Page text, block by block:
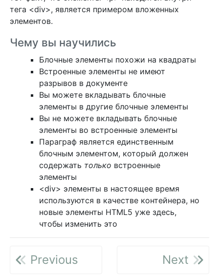
тега <div>, является примером вложенных
элементов.
Чему вы научились
Блочные элементы похожи на квадраты
Встроенные элементы не имеют
разрывов в документе
Вы можете вкладывать блочные
элементы в другие блочные элементы
Вы не можете вкладывать блочные
элементы во встроенные элементы
Параграф является единственным
блочным элементом, который должен
содержать только встроенные
элементы
<div> элементы в настоящее время
используются в качестве контейнера, но
новые элементы HTML5 уже здесь,
чтобы изменить это
Previous Next